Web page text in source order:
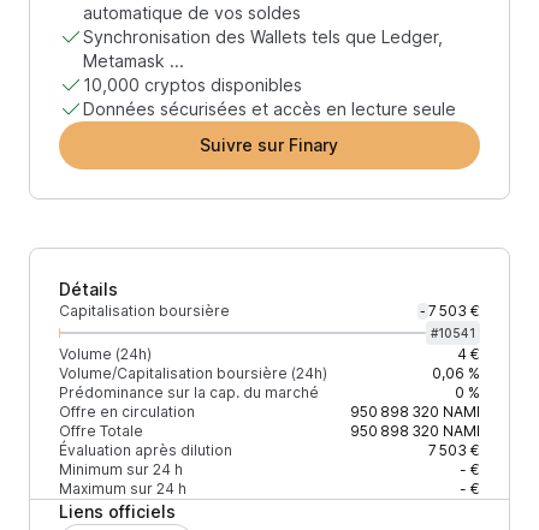
automatique de vos soldes
Synchronisation des Wallets tels que Ledger,
Metamask ...
10,000 cryptos disponibles
Données sécurisées et accès en lecture seule
Suivre sur Finary
Détails
Capitalisation boursière - 7 503 €
#10541
Volume (24h)
4 €
Volume/Capitalisation boursière (24h)
0,06 %
Prédominance sur la cap. du marché
0 %
Offre en circulation
950 898 320 NAMI
Offre Totale
950 898 320 NAMI
Évaluation après dilution
7 503 €
Minimum sur 24 h
- €
Maximum sur 24 h
- €
Liens officiels